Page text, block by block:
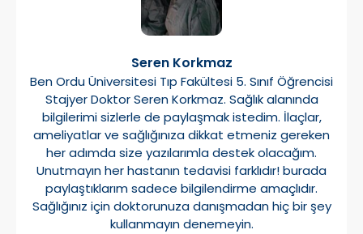
Seren Korkmaz
Ben Ordu Üniversitesi Tıp Fakültesi 5. Sınıf Öğrencisi
Stajyer Doktor Seren Korkmaz. Sağlık alanında
bilgilerimi sizlerle de paylaşmak istedim. İlaçlar,
ameliyatlar ve sağlığınıza dikkat etmeniz gereken
her adımda size yazılarımla destek olacağım.
Unutmayın her hastanın tedavisi farklıdır! burada
paylaştıklarım sadece bilgilendirme amaçlıdır.
Sağlığınız için doktorunuza danışmadan hiç bir şey
kullanmayın denemeyin.